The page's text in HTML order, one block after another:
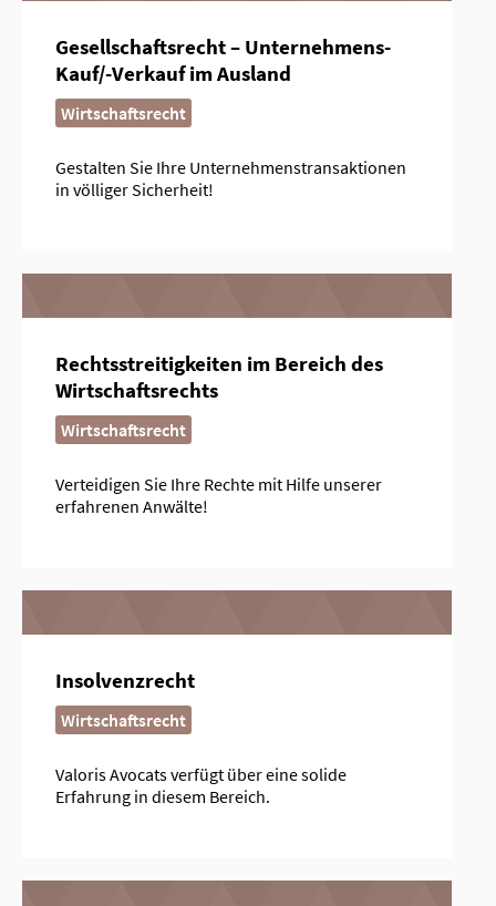
Gesellschaftsrecht – Unternehmens-
Kauf/-Verkauf im Ausland
Wirtschaftsrecht
Gestalten Sie Ihre Unternehmenstransaktionen
in völliger Sicherheit!
Rechtsstreitigkeiten im Bereich des
Wirtschaftsrechts
Wirtschaftsrecht
Verteidigen Sie Ihre Rechte mit Hilfe unserer
erfahrenen Anwälte!
Insolvenzrecht
Wirtschaftsrecht
Valoris Avocats verfügt über eine solide
Erfahrung in diesem Bereich.